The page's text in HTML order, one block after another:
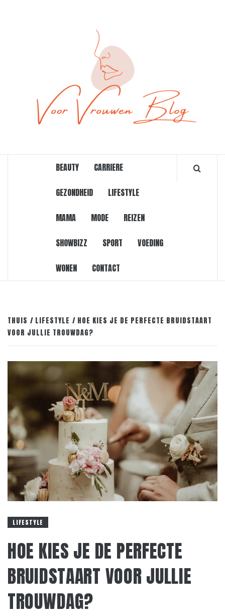
BEAUTY CARRIERE
GEZONDHEID LIFESTYLE
MAMA MODE REIZEN
SHOWBIZZ SPORT VOEDING
WONEN CONTACT
THUIS LIFESTYLE
HOE KIES JE DE PERFECTE BRUIDSTAART
VOOR JULLIE TROUWDAG?
LIFESTYLE
HOE KIES JE DE PERFECTE
BRUIDSTAART VOOR JULLIE
TROUWDAG?